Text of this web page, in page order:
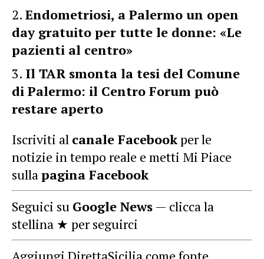
Endometriosi, a Palermo un open
day gratuito per tutte le donne: «Le
pazienti al centro»
Il TAR smonta la tesi del Comune
di Palermo: il Centro Forum può
restare aperto
Iscriviti al canale Facebookper le
notizie in tempo reale e metti Mi Piace
sullapagina Facebook
Seguici su Google News — clicca la
stellina ★ per seguirci